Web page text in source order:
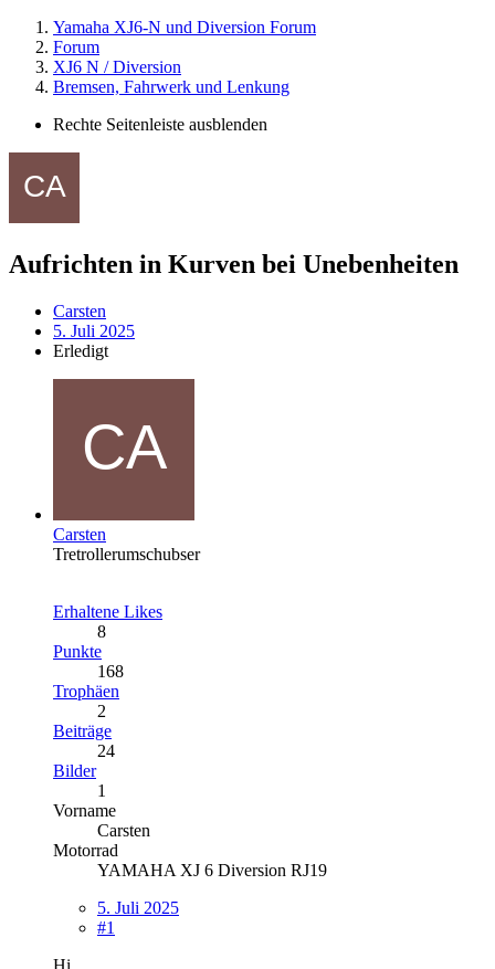
Yamaha XJ6-N und Diversion Forum
Forum
XJ6 N / Diversion
Bremsen, Fahrwerk und Lenkung
Rechte Seitenleiste ausblenden
Aufrichten in Kurven bei Unebenheiten
Carsten
5. Juli 2025
Erledigt
Carsten
Tretrollerumschubser
Erhaltene Likes
8
Punkte
168
Trophäen
2
Beiträge
24
Bilder
1
Vorname
Carsten
Motorrad
YAMAHA XJ 6 Diversion RJ19
5. Juli 2025
#1
Hi,